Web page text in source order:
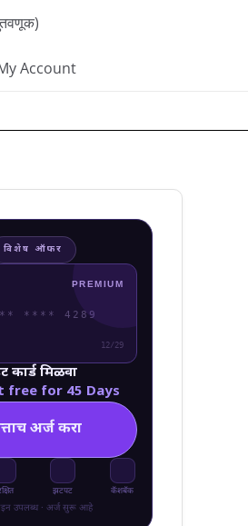
Account
विशेष ऑफर
PREMIUM
**** 4289
12/29
कार्ड मिळवा
free for 45 Days
अर्ज करा
झटपट कॅशबॅक
उपलब्ध · अर्ज सुरू आहे